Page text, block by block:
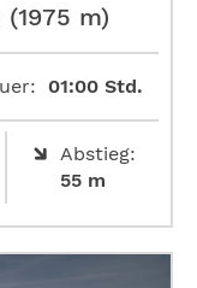
m)
01:00 Std.
Abstieg:
55 m